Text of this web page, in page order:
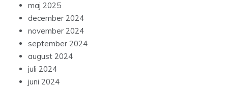
maj 2025
december 2024
november 2024
september 2024
august 2024
juli 2024
juni 2024